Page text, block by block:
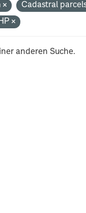
Cadastral
anderen Suche.